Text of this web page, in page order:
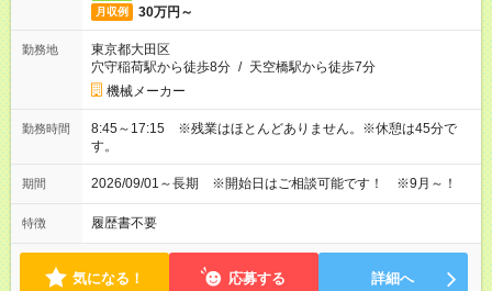
月収例 30万円～
勤務地
東京都大田区
穴守稲荷駅から徒歩8分 / 天空橋駅から徒歩7分
機械メーカー
勤務時間
8:45～17:15 ※残業はほとんどありません。※休憩は45分で
す。
期間 2026/09/01～長期 ※開始日はご相談可能です！ ※9月～！
特徴 履歴書不要
気になる！ 応募する 詳細へ